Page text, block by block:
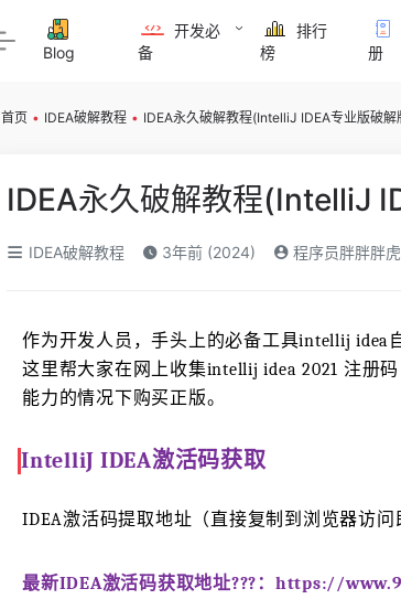
Blog
开发必
备
排行
榜
册
首页 • IDEA破解教程 • IDEA永久破解教程(IntelliJ IDEA专业版破解
IDEA永久破解教程(IntelliJ
IDEA破解教程 3年前 (2024) 程序员胖胖胖
作为开发人员，手头上的必备工具intellij idea
这里帮大家在网上收集intellij idea 2021 注册
能力的情况下购买正版。
IntelliJ IDEA激活码获取
IDEA激活码提取地址（直接复制到浏览器访问
最新IDEA激活码获取地址?️?️?️：https://